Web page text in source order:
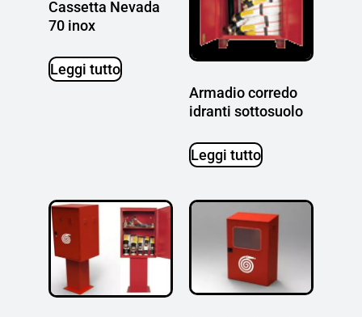
Cassetta Nevada
70 inox
Leggi tutto
Armadio corredo
idranti sottosuolo
Leggi tutto